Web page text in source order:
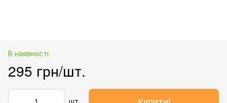
В наявності
295 грн/шт.
шт.